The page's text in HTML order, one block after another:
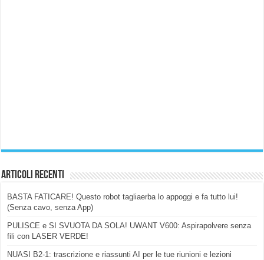
Articoli Recenti
BASTA FATICARE! Questo robot tagliaerba lo appoggi e fa tutto lui!
(Senza cavo, senza App)
PULISCE e SI SVUOTA DA SOLA! UWANT V600: Aspirapolvere senza
fili con LASER VERDE!
NUASI B2-1: trascrizione e riassunti AI per le tue riunioni e lezioni